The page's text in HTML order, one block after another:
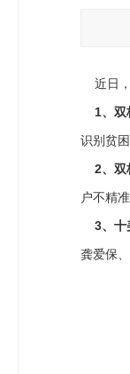
近日，
1、双
识别贫
2、双
户不精
3、十
龚爱保